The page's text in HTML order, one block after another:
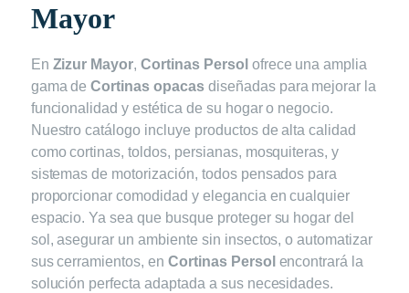
Mayor
En Zizur Mayor,Cortinas Persol ofrece una amplia
gama deCortinas opacasdiseñadas para mejorar la
funcionalidad y estética de su hogar o negocio.
Nuestro catálogo incluye productos de alta calidad
como cortinas, toldos, persianas, mosquiteras, y
sistemas de motorización, todos pensados para
proporcionar comodidad y elegancia en cualquier
espacio. Ya sea que busque proteger su hogar del
sol, asegurar un ambiente sin insectos, o automatizar
sus cerramientos, en Cortinas Persol encontrará la
solución perfecta adaptada a sus necesidades.